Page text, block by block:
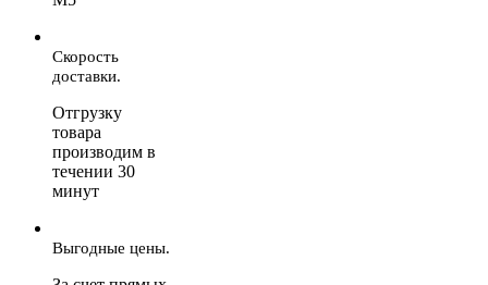
Скорость
доставки.
Отгрузку
товара
производим в
течении 30
минут
Выгодные цены.